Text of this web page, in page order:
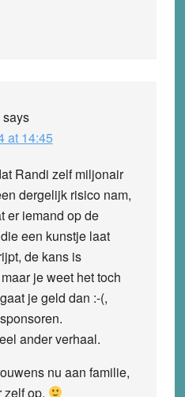
says
at 14:45
Randi zelf miljonair
dergelijk risico nam,
er iemand op de
een kunstje laat
de kans is
je weet het toch
je geld dan :-(,
ander verhaal.
nu aan familie,
zelf op.